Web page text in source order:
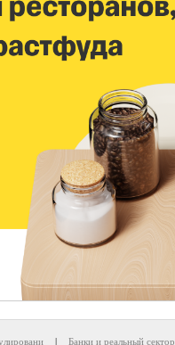
| Банки и реальный сектор